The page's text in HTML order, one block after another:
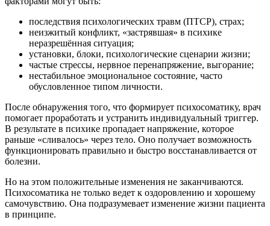
последствия психологических травм (ПТСР), страх;
неизжитый конфликт, «застрявшая» в психике
неразрешённая ситуация;
установки, блоки, психологические сценарии жизни;
частые стрессы, нервное перенапряжение, выгорание;
нестабильное эмоциональное состояние, часто
обусловленное типом личности.
После обнаружения того, что формирует психосоматику, врач
помогает проработать и устранить индивидуальный триггер.
В результате в психике пропадает напряжение, которое
раньше «сливалось» через тело. Оно получает возможность
функционировать правильно и быстро восстанавливается от
болезни.
Но на этом положительные изменения не заканчиваются.
Психосоматика не только ведет к оздоровлению и хорошему
самочувствию. Она подразумевает изменение жизни пациента
в принципе.